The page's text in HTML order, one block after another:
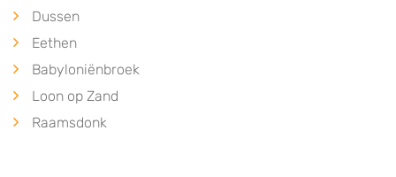
Dussen
Eethen
Babyloniënbroek
Loon op Zand
Raamsdonk